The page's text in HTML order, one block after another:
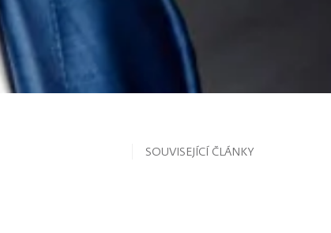
SOUVISEJÍCÍ ČLÁNKY